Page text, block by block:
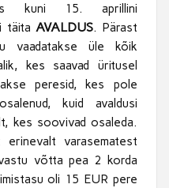
kuni 15. aprillini
täitaAVALDUS. Pärast
vaadatakse üle kõik
kes saavad üritusel
peresid, kes pole
kuid avaldusi
kes soovivad osaleda.
erinevalt varasematest
võtta pea 2 korda
oli 15 EUR pere